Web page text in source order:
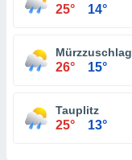
25° 14°
Mürzzuschlag
26° 15°
Tauplitz
25° 13°